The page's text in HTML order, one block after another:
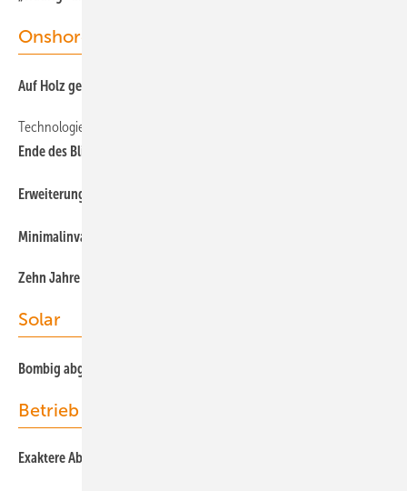
Onshore-Wind
Auf Holz gebaut
Technologie
Ende des Blinkens in der Nacht
E rweiterung
Minimalinvasives Ringe schneiden
Zehn Jahre Windtestfeld-Nord
Solar
B ombig abgeräumt
Betrieb
Exaktere Abdeckung durch Multilateration